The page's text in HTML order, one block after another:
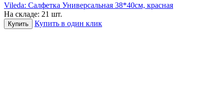
Vileda: Салфетка Универсальная 38*40см, красная
На складе: 21 шт.
Купить Купить в один клик